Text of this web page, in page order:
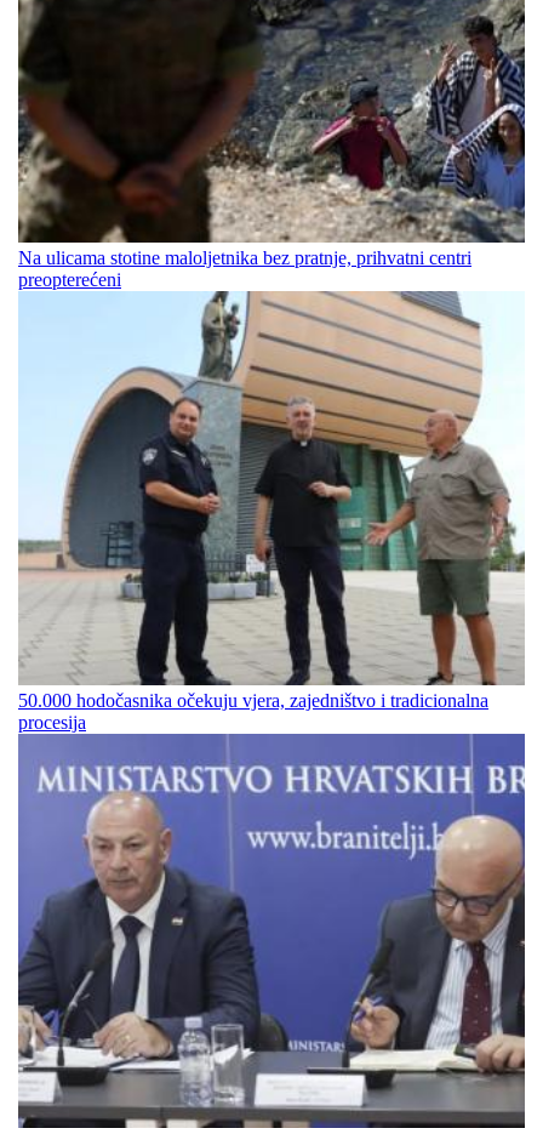
Na ulicama stotine maloljetnika bez pratnje, prihvatni centri
preopterećeni
50.000 hodočasnika očekuju vjera, zajedništvo i tradicionalna
procesija